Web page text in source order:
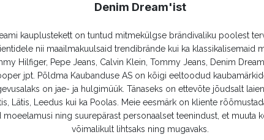
Denim Dream'ist
kauplustekett on tuntud mitmekülgse brändivaliku poolest
nii maailmakuulsaid trendibrände kui ka klassikalisemaid
Hilfiger, Pepe Jeans, Calvin Klein, Tommy Jeans, Denim
jpt. Põldma Kaubanduse AS on kõigi eeltoodud
on jae- ja hulgimüük. Tänaseks on ettevõte jõudsalt
Lätis, Leedus kui ka Poolas. Meie eesmärk on kliente
moeelamusi ning suurepärast personaalset teenindust, et muuta
võimalikult lihtsaks ning mugavaks.